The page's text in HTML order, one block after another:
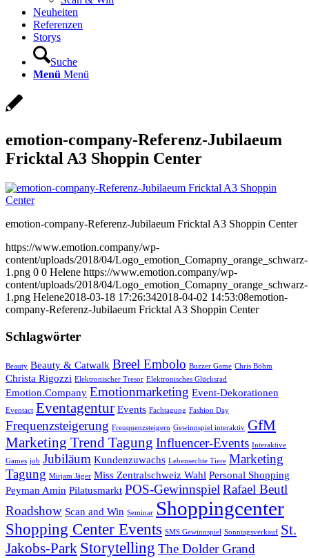
Neuheiten
Referenzen
Storys
Suche
Menü Menü
emotion-company-Referenz-Jubilaeum
Fricktal A3 Shoppin Center
emotion-company-Referenz-Jubilaeum Fricktal A3 Shoppin Center
https://www.emotion.company/wp-
content/uploads/2018/04/Logo_emotion_Comapny_orange_schwarz-
1.png 0 0 Helene https://www.emotion.company/wp-
content/uploads/2018/04/Logo_emotion_Comapny_orange_schwarz-
1.png Helene2018-03-18 17:26:342018-04-02 14:53:08emotion-
company-Referenz-Jubilaeum Fricktal A3 Shoppin Center
Schlagwörter
Beauty Beauty & Catwalk Breel Embolo Buzzer Game Chris Böhm
Christa Rigozzi Elektronischer Tresor Elektronisches Glücksrad
Emotion.Company Emotionmarketing Event-Dekorationen
Eventact Eventagentur Events Fachtagung Fashion Day
Frequenzsteigerung Freuquenzsteigern Gewinnspiel interaktiv GfM
Marketing Trend Tagung Influencer-Events Interaktive
Games job Jubiläum Kundenzuwachs Lebensechte Tiere Marketing
Tagung Mirjam Jäger Miss Zentralschweiz Wahl Personal Shopping
Peyman Amin Pilatusmarkt POS-GewinnspielRafael Beutl
Roadshow Scan and Win Seminar Shoppingcenter
Shopping Center Events SMS Gewinnspiel Sonntagsverkauf St.
Jakobs-Park Storytelling The Dolder Grand